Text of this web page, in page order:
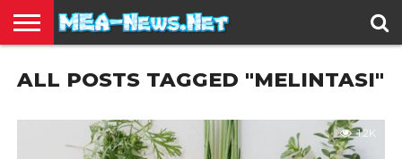
TERBARU
EDUKASI
HIBURAN
INSPIRASI
KESEHATAN
KULINER
OLAH
RAGA
OTOMOTIF
TRAVEL
JUAL
BELI
ALL POSTS TAGGED "MELINTASI"
1.2K